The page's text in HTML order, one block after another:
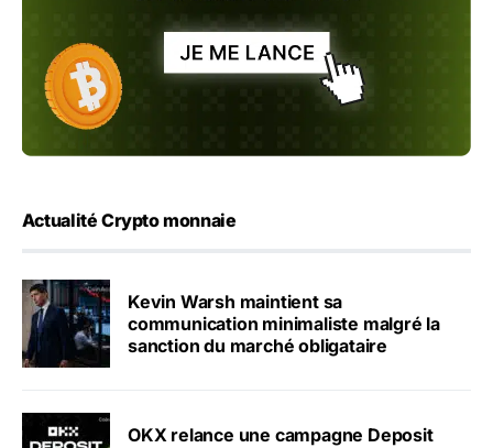
Actualité Crypto monnaie
Kevin Warsh maintient sa
communication minimaliste malgré la
sanction du marché obligataire
OKX relance une campagne Deposit